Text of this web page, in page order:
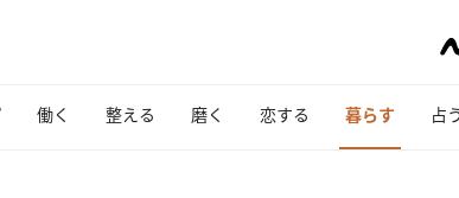
働く 整える 磨く 恋する 暮らす 占